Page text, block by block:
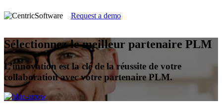
Request a demo
Sélectionnez le meilleur partenaire PLM
L’innovation est la clé de la réussite de votre
collaboration avec votre partenaire PLM.